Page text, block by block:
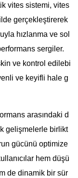
vites sistemi, vites
gerçekleştirerek
hızlanma ve sol
sergiler.
ve kontrol edilebi
ve keyifli hale g
arasındaki d
gelişmelerle birlikt
gücünü optimize
hem düşü
de dinamik bir sür